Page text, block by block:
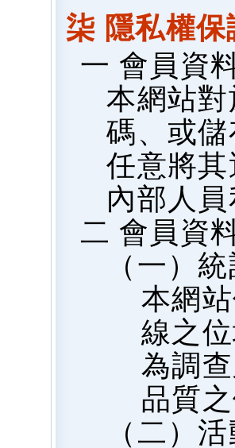
柒 隱私權保
一 會員資
本網站
碼、或
任意將
內部人
二 會員資
（一）
本網
線之
為調
品質之
（二）